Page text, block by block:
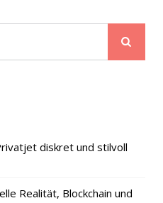
diskret und stilvoll
Realität, Blockchain und